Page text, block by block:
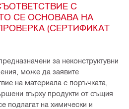
С
СЕ ОСНОВАВА НА
(СЕРТИФИКАТ
за неконструктувни
може да заявите
на материала с поръчката,
върху продукти от същия
подлагат на химически и